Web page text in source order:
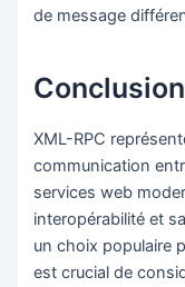
de message
Conclusion
XML-RPC
communication
services web
interopérabilité et
un choix populaire
est crucial de